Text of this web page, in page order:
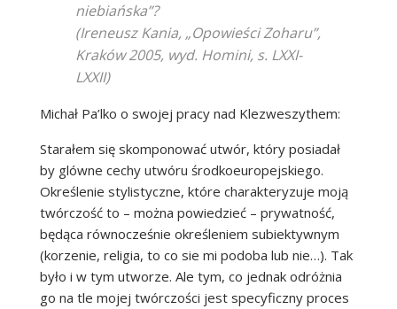
niebiańska”?
(Ireneusz Kania, „Opowieści Zoharu”,
Kraków 2005, wyd. Homini, s. LXXI-
LXXII)
Michał Pa’lko o swojej pracy nad Klezweszythem:
Starałem się skomponować utwór, który posiadał
by glówne cechy utwóru środkoeuropejskiego.
Określenie stylistyczne, które charakteryzuje moją
twórczość to – można powiedzieć – prywatność,
będąca równocześnie określeniem subiektywnym
(korzenie, religia, to co sie mi podoba lub nie…). Tak
było i w tym utworze. Ale tym, co jednak odróżnia
go na tle mojej twórczości jest specyficzny proces